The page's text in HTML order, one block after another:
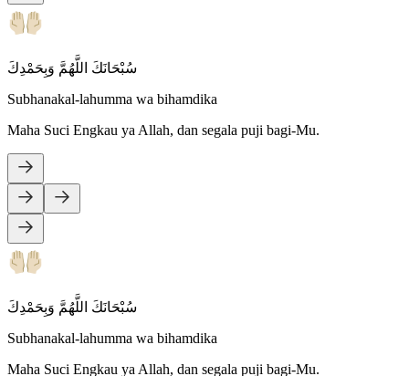
سُبْحَانَكَ اللَّهُمَّ وَبِحَمْدِكَ
Subhanakal-lahumma wa bihamdika
Maha Suci Engkau ya Allah, dan segala puji bagi-Mu.
سُبْحَانَكَ اللَّهُمَّ وَبِحَمْدِكَ
Subhanakal-lahumma wa bihamdika
Maha Suci Engkau ya Allah, dan segala puji bagi-Mu.